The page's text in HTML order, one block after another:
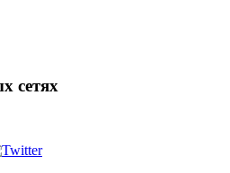
сетях